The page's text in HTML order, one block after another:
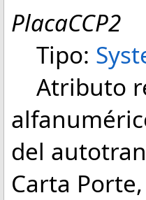
PlacaCCP2
Tipo:
Atributo
del
Carta